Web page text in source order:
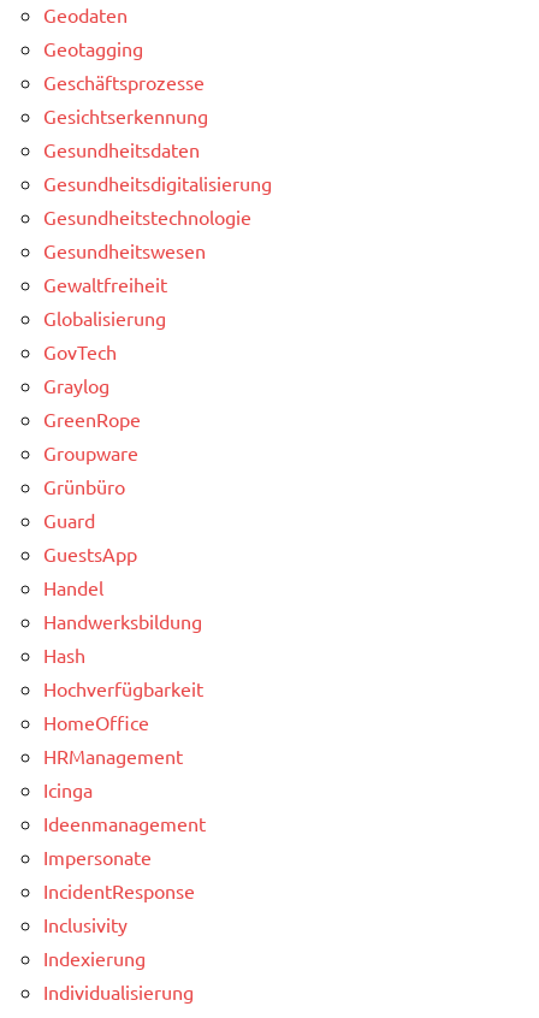
Geodaten
Geotagging
Geschäftsprozesse
Gesichtserkennung
Gesundheitsdaten
Gesundheitsdigitalisierung
Gesundheitstechnologie
Gesundheitswesen
Gewaltfreiheit
Globalisierung
GovTech
Graylog
GreenRope
Groupware
Grünbüro
Guard
GuestsApp
Handel
Handwerksbildung
Hash
Hochverfügbarkeit
HomeOffice
HRManagement
Icinga
Ideenmanagement
Impersonate
IncidentResponse
Inclusivity
Indexierung
Individualisierung